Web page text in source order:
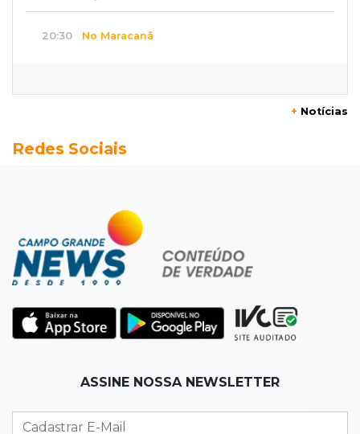
20:30 No Maracanã
Seleções em MS têm salários de até R$ 8,2 mil;
Jardim Itatiaia
Vigia é amarrado durante roubo de carro e
dois caminhões em pátio
Corinthians vence Bragantino por 2 a 0 e sobe
para 7º no Brasileirão
Na Vila Belmiro
lugar no Brasileirão
+ Notícias
Redes Sociais
ASSINE NOSSA NEWSLETTER